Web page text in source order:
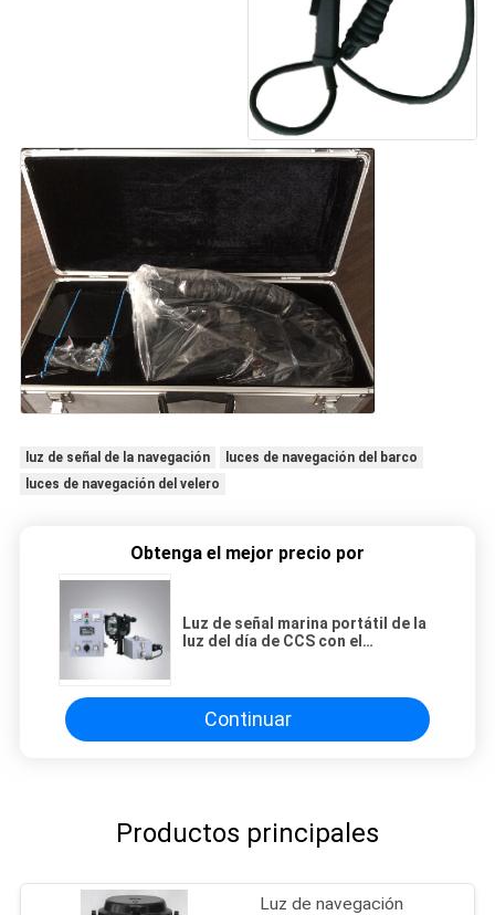
luz de señal de la navegación
luces de navegación del barco
luces de navegación del velero
Obtenga el mejor precio por
Luz de señal marina portátil de la
luz del día de CCS con el
Continuar
Productos principales
Luz de navegación